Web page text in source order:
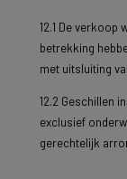
12.1 De
betrekking
met uitsluiting
12.2 Geschillen
exclusief
gerechtelijk